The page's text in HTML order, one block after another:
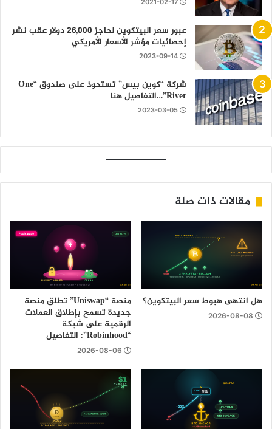
2021-02-17
عبور سعر البيتكوين لحاجز 26,000 دولار عقب نشر
إحصائيات مؤشر الأسعار الأمريكي
2023-09-14
شركة “كوين بيس” تستحوذ على صندوق “One
River”…التفاصيل هنا
2023-03-05
مقالات ذات صلة
هل انتهى هبوط سعر البيتكوين؟
2026-08-08
منصة “Uniswap” تطلق منصة
جديدة تسمح بإطلاق العملات
الرقمية على شبكة
“Robinhood”: التفاصيل
2026-08-06